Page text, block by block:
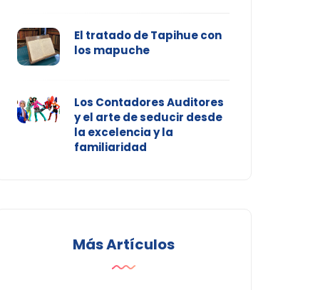
El tratado de Tapihue con
los mapuche
Los Contadores Auditores
y el arte de seducir desde
la excelencia y la
familiaridad
Más Artículos